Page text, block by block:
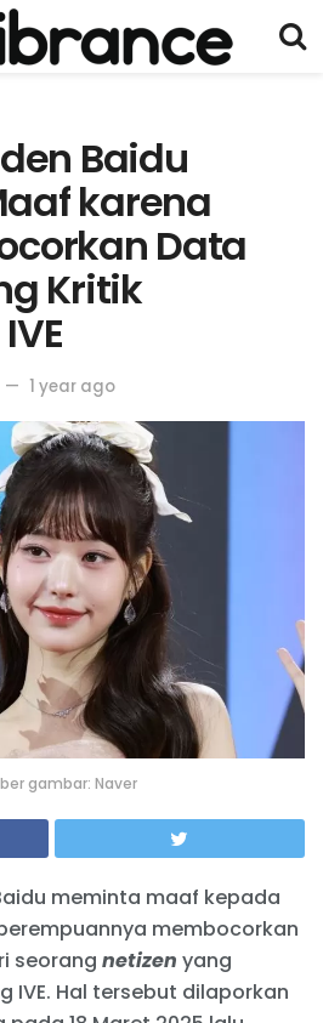
Baidu
karena
Data
Kritik
1 year ago
gambar: Naver
meminta maaf kepada
membocorkan
seorang netizen yang
IVE. Hal tersebut dilaporkan